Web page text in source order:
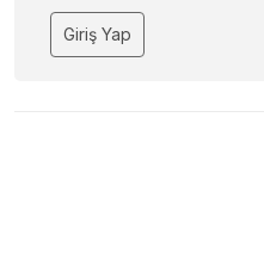
Giriş Yap